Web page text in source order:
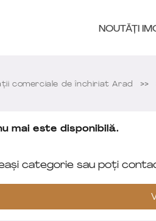
NOUTĂȚI
comerciale de închiriat Arad
mai este disponibilă.
categorie sau poți